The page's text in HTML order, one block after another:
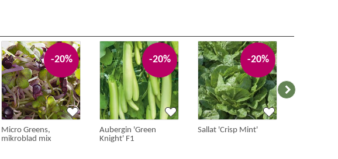
-20%
Micro Greens,
mikroblad mix
-20%
Aubergin 'Green
Knight' F1
-20%
Sallat 'Crisp Mint'